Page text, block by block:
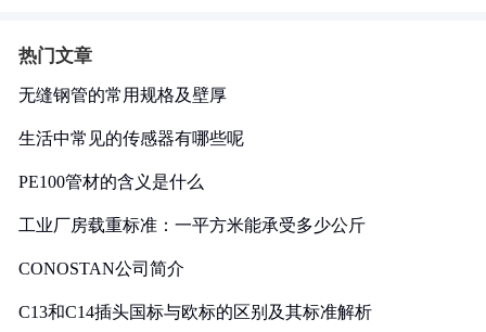
热门文章
无缝钢管的常用规格及壁厚
生活中常见的传感器有哪些呢
PE100管材的含义是什么
工业厂房载重标准：一平方米能承受多少公斤
CONOSTAN公司简介
C13和C14插头国标与欧标的区别及其标准解析